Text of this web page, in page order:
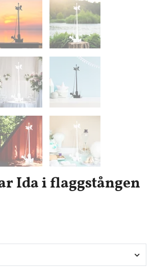
Ida i flaggstången